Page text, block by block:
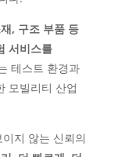
, 구조 부품 등
서비스를
테스트 환경과
모빌리티 산업
지 않는 신뢰의